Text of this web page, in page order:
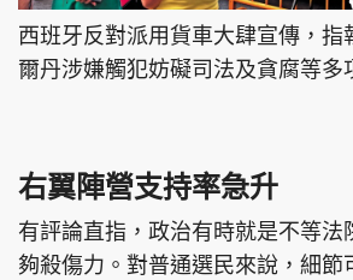
西班牙反對派用貨車大肆宣傳，指
爾丹涉嫌觸犯妨礙司法及貪腐等多
右翼陣營支持率急升
有評論直指，政治有時就是不等法
夠殺傷力。對普通選民來說，細節